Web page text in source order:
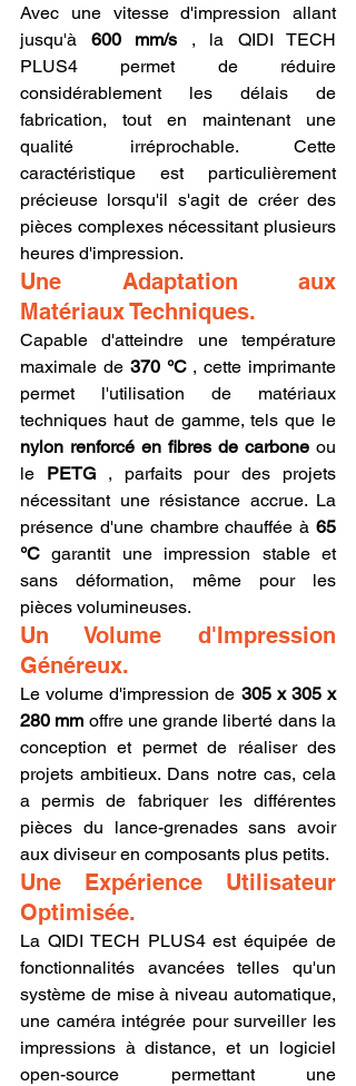
Avec une vitesse d'impression allant
jusqu'à 600 mm/s , la QIDI TECH
PLUS4 permet de réduire
considérablement les délais de
fabrication, tout en maintenant une
qualité irréprochable. Cette
caractéristique est particulièrement
précieuse lorsqu'il s'agit de créer des
pièces complexes nécessitant plusieurs
heures d'impression.
Une Adaptation aux
Matériaux Techniques.
Capable d'atteindre une température
maximale de 370 °C , cette imprimante
permet l'utilisation de matériaux
nylon renforcé en fibres de carbone ou
le PETG , parfaits pour des projets
nécessitant une résistance accrue. La
présence d'une chambre chauffée à 65
°C garantit une impression stable et
sans déformation, même pour les
pièces volumineuses.
Un Volume d'Impression
Généreux.
Le volume d'impression de 305 x 305 x
280 mm offre une grande liberté dans la
conception et permet de réaliser des
projets ambitieux. Dans notre cas, cela
a permis de fabriquer les différentes
pièces du lance-grenades sans avoir
aux diviseur en composants plus petits.
Une Expérience Utilisateur
Optimisée.
La QIDI TECH PLUS4 est équipée de
fonctionnalités avancées telles qu'un
système de mise à niveau automatique,
une caméra intégrée pour surveiller les
impressions à distance, et un logiciel
open-source permettant une